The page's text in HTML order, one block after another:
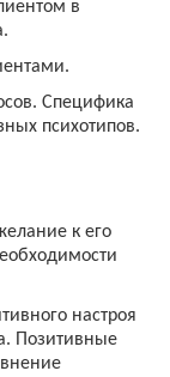
в
Специфика
психотипов.
к его
настроя
Позитивные